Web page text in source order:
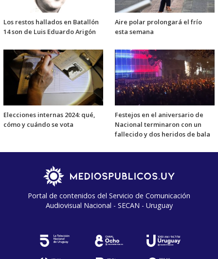
Los restos hallados en Batallón
14 son de Luis Eduardo Arigón
Aire polar prolongará el frío
esta semana
Elecciones internas 2024: qué,
cómo y cuándo se vota
Festejos en el aniversario de
Nacional terminaron con un
fallecido y dos heridos de bala
Portal de contenidos del Servicio de Comunicación
Audiovisual Nacional - SECAN - Uruguay